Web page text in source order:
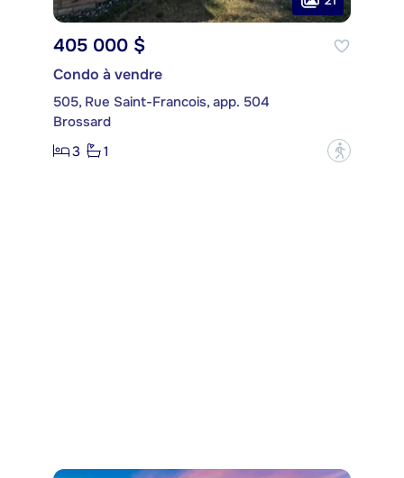
405 000 $
Condo à vendre
505, Rue Saint-Francois, app. 504
Brossard
3
1 ?